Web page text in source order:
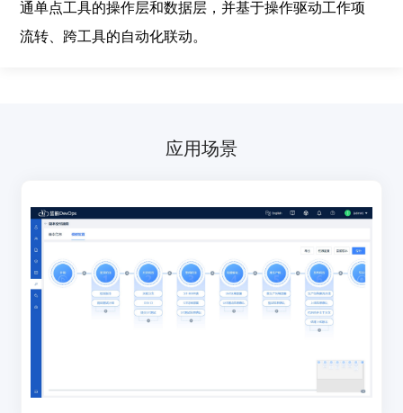
通单点工具的操作层和数据层，并基于操作驱动工作项
流转、跨工具的自动化联动。
应用场景